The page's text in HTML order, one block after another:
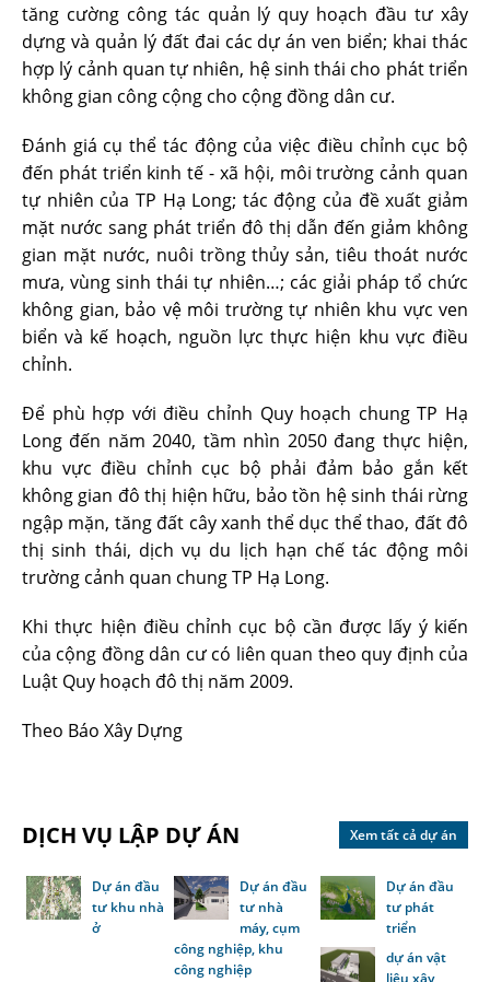
tăng cường công tác quản lý quy hoạch đầu tư xây
dựng và quản lý đất đai các dự án ven biển; khai thác
hợp lý cảnh quan tự nhiên, hệ sinh thái cho phát triển
không gian công cộng cho cộng đồng dân cư.
Đánh giá cụ thể tác động của việc điều chỉnh cục bộ
đến phát triển kinh tế - xã hội, môi trường cảnh quan
tự nhiên của TP Hạ Long; tác động của đề xuất giảm
mặt nước sang phát triển đô thị dẫn đến giảm không
gian mặt nước, nuôi trồng thủy sản, tiêu thoát nước
mưa, vùng sinh thái tự nhiên…; các giải pháp tổ chức
không gian, bảo vệ môi trường tự nhiên khu vực ven
biển và kế hoạch, nguồn lực thực hiện khu vực điều
chỉnh.
Để phù hợp với điều chỉnh Quy hoạch chung TP Hạ
Long đến năm 2040, tầm nhìn 2050 đang thực hiện,
khu vực điều chỉnh cục bộ phải đảm bảo gắn kết
không gian đô thị hiện hữu, bảo tồn hệ sinh thái rừng
ngập mặn, tăng đất cây xanh thể dục thể thao, đất đô
thị sinh thái, dịch vụ du lịch hạn chế tác động môi
trường cảnh quan chung TP Hạ Long.
Khi thực hiện điều chỉnh cục bộ cần được lấy ý kiến
của cộng đồng dân cư có liên quan theo quy định của
Luật Quy hoạch đô thị năm 2009.
Theo Báo Xây Dựng
DỊCH VỤ LẬP DỰ ÁN Xem tất cả dự án
Dự án đầu
tư khu nhà
ở
Dự án đầu
tư nhà
máy, cụm
công nghiệp, khu
công nghiệp
Dự án đầu
tư phát
triển
dự án vật
liệu xây